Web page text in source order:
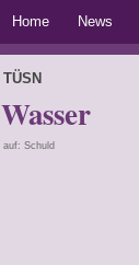
Home News
TÜSN
Wasser
auf: Schuld